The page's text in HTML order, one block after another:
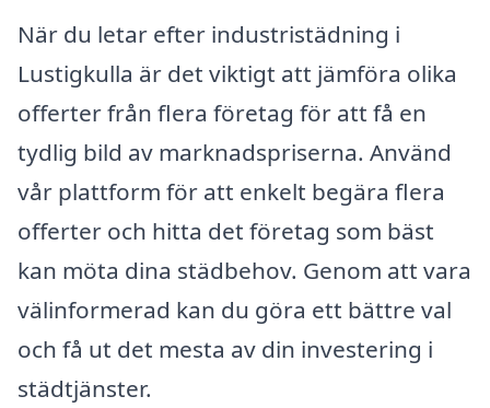
När du letar efter industristädning i
Lustigkulla är det viktigt att jämföra olika
offerter från flera företag för att få en
tydlig bild av marknadspriserna. Använd
vår plattform för att enkelt begära flera
offerter och hitta det företag som bäst
kan möta dina städbehov. Genom att vara
välinformerad kan du göra ett bättre val
och få ut det mesta av din investering i
städtjänster.